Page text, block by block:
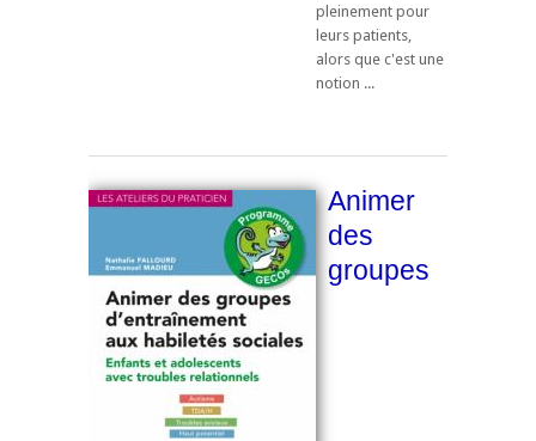
pleinement pour
leurs patients,
alors que c'est une
notion ...
Animer
des
groupes